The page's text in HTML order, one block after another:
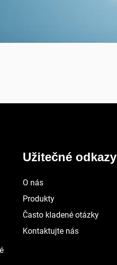
Užitečné odkazy
O nás
Produkty
Často kladené otázky
Kontaktujte nás